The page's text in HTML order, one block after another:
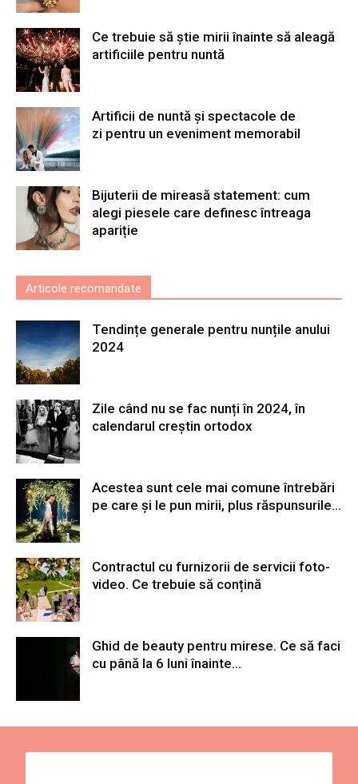
Ce trebuie să știe mirii înainte să aleagă
artificiile pentru nuntă
Artificii de nuntă și spectacole de
zi pentru un eveniment memorabil
Bijuterii de mireasă statement: cum
alegi piesele care definesc întreaga
apariție
Articole recomandate
Tendințe generale pentru nunțile anului
2024
Zile când nu se fac nunți în 2024, în
calendarul creștin ortodox
Acestea sunt cele mai comune întrebări
pe care și le pun mirii, plus răspunsurile...
Contractul cu furnizorii de servicii foto-
video. Ce trebuie să conțină
Ghid de beauty pentru mirese. Ce să faci
cu până la 6 luni înainte...